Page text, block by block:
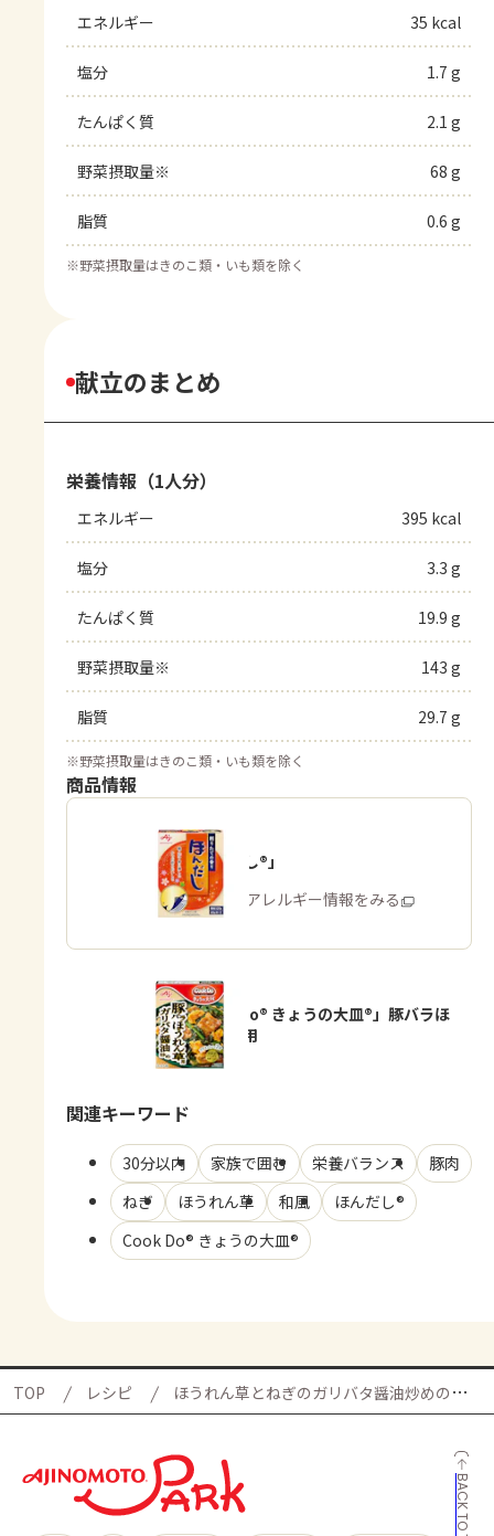
エネルギー 35 kcal
塩分 1.7 g
たんぱく質 2.1 g
野菜摂取量※ 68 g
脂質 0.6 g
※野菜摂取量はきのこ類・いも類を除く
献立のまとめ
栄養情報（1人分）
エネルギー 395 kcal
塩分 3.3 g
たんぱく質 19.9 g
野菜摂取量※ 143 g
脂質 29.7 g
※野菜摂取量はきのこ類・いも類を除く
商品情報
「ほんだし®」
商品・アレルギー情報をみる
「Cook Do® きょうの大皿®」豚バラほ
うれん草用
関連キーワード
30分以内 家族で囲む 栄養バランス
豚肉
ねぎ
ほうれん草 和風
ほんだし®
Cook Do® きょうの大皿®
TOP レシピ ほうれん草とねぎのガリバタ醤油炒めの献立
BACK TO TOP